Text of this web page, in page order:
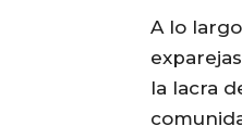
A lo
la lacra